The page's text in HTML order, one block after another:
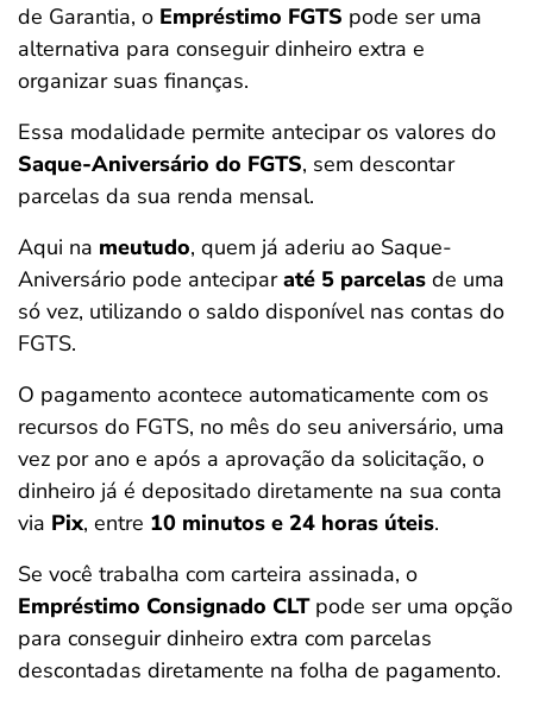
de Garantia, o Empréstimo FGTS pode ser uma
alternativa para conseguir dinheiro extra e
organizar suas finanças.
Essa modalidade permite antecipar os valores do
Saque-Aniversário do FGTS, sem descontar
parcelas da sua renda mensal.
Aqui na meutudo, quem já aderiu ao Saque-
Aniversário pode anteciparaté 5 parcelas de uma
só vez, utilizando o saldo disponível nas contas do
FGTS.
O pagamento acontece automaticamente com os
recursos do FGTS, no mês do seu aniversário, uma
vez por ano e após a aprovação da solicitação, o
dinheiro já é depositado diretamente na sua conta
via Pix, entre 10 minutos e 24 horas úteis.
Se você trabalha com carteira assinada, o
Empréstimo Consignado CLTpode ser uma opção
para conseguir dinheiro extra com parcelas
descontadas diretamente na folha de pagamento.